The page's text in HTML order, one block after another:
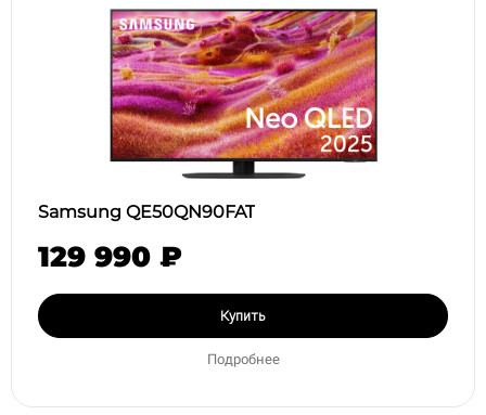
Samsung QE50QN90FAT
129 990 ₽
Купить
Подробнее